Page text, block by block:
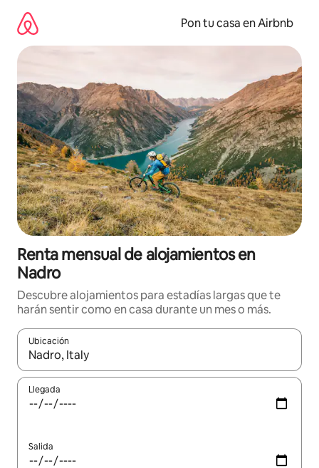
contenido
Pon tu casa en Airbnb
Renta mensual de alojamientos en
Nadro
Descubre alojamientos para estadías largas que te
harán sentir como en casa durante un mes o más.
Ubicación
Cuando los resultados estén disponibles, navega con las
Llegada
Salida